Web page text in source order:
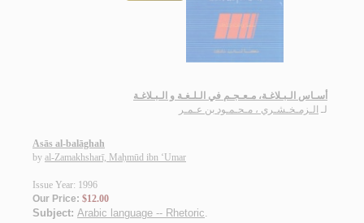
أسـاس الـبـلاغـة، مـعـجـم في الـلـغـة و الـبـلاغـة
لـ الـزمـخـشـري ، مـحـمـود بن عـمـر
Asās al-balāghah
by al-Zamakhsharī, Maḥmūd ibn ‘Umar
Issue Year: 1996
Our Price: $12.00
Subject: Arabic language -- Rhetoric.